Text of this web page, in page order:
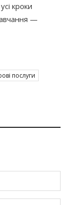
кроки
—
послуги